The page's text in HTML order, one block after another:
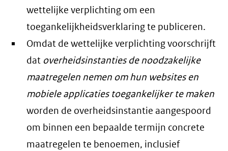
wettelijke verplichting om een
toegankelijkheidsverklaring te publiceren.
Omdat de wettelijke verplichting voorschrijft
dat overheidsinstanties de noodzakelijke
maatregelen nemen om hun websites en
mobiele applicaties toegankelijker te maken
worden de overheidsinstantie aangespoord
om binnen een bepaalde termijn concrete
maatregelen te benoemen, inclusief